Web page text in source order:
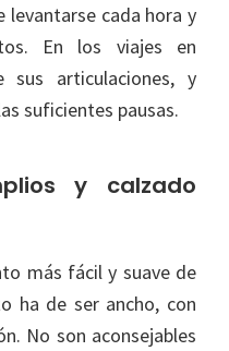
levantarse cada hora y
En los viajes en
sus articulaciones, y
suficientes pausas.
y calzado
más fácil y suave de
ha de ser ancho, con
No son aconsejables